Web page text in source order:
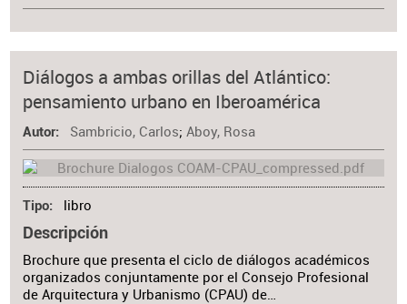
Diálogos a ambas orillas del Atlántico:
pensamiento urbano en Iberoamérica
Autor Sambricio, Carlos; Aboy, Rosa
Tipo libro
Descripción
Brochure que presenta el ciclo de diálogos académicos
organizados conjuntamente por el Consejo Profesional
de Arquitectura y Urbanismo (CPAU) de…